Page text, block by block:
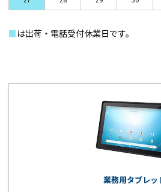
■ は出荷・電話受付休業日です。
業務用タブレッ